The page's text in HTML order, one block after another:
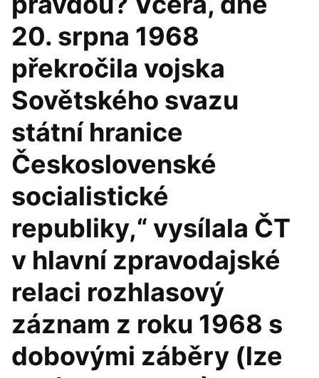
20. srpna 1968
překročila vojska
Sovětského svazu
státní hranice
Československé
socialistické
republiky,“ vysílala ČT
v hlavní zpravodajské
relaci rozhlasový
záznam z roku 1968 s
dobovými záběry (lze